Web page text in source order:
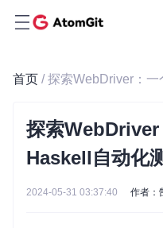
首页 / 探索WebDriver：
探索WebDriver
Haskell自动化
2024-05-31 03:37:40 作者：